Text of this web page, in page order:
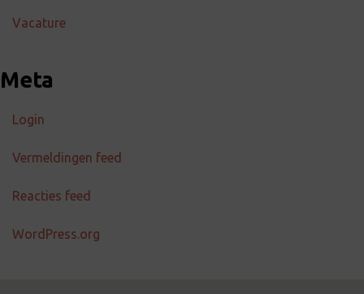
Vacature
Meta
Login
Vermeldingen feed
Reacties feed
WordPress.org